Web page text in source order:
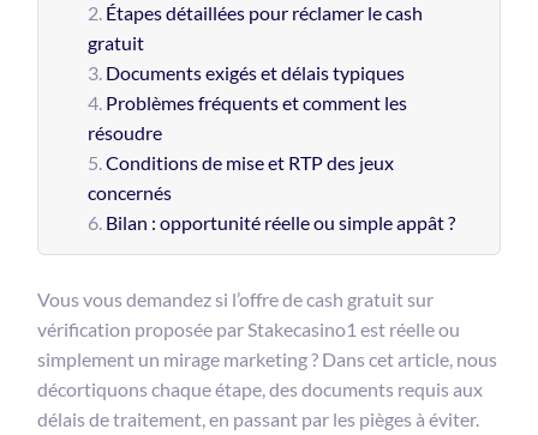
Étapes détaillées pour réclamer le cash
gratuit
Documents exigés et délais typiques
Problèmes fréquents et comment les
résoudre
Conditions de mise et RTP des jeux
concernés
Bilan : opportunité réelle ou simple appât ?
Vous vous demandez si l’offre de cash gratuit sur
vérification proposée par Stakecasino1 est réelle ou
simplement un mirage marketing ? Dans cet article, nous
décortiquons chaque étape, des documents requis aux
délais de traitement, en passant par les pièges à éviter.